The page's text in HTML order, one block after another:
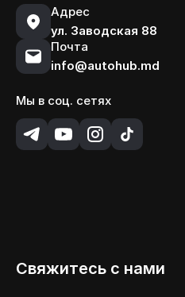
Адрес
ул. Заводская 88
Почта
info@autohub.md
Мы в соц. сетях
Свяжитесь с нами